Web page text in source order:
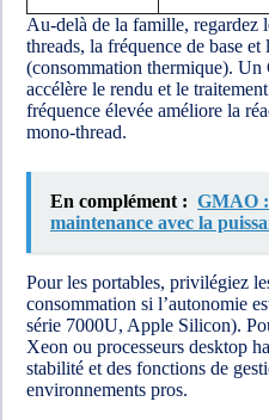
Au-delà de la famille, regardez
threads, la fréquence de base
(consommation thermique).
accélère le rendu et le
fréquence élevée améliore la
mono‑thread.
En complément : GMAO
maintenance avec la
Pour les portables, privilégiez
consommation si l’autonomie
série 7000U, Apple Silicon).
Xeon ou processeurs desktop
stabilité et des fonctions de
environnements pros.